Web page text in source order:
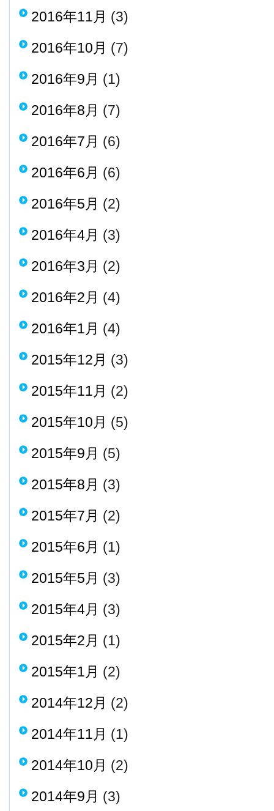
2016年11月 (3)
2016年10月 (7)
2016年9月 (1)
2016年8月 (7)
2016年7月 (6)
2016年6月 (6)
2016年5月 (2)
2016年4月 (3)
2016年3月 (2)
2016年2月 (4)
2016年1月 (4)
2015年12月 (3)
2015年11月 (2)
2015年10月 (5)
2015年9月 (5)
2015年8月 (3)
2015年7月 (2)
2015年6月 (1)
2015年5月 (3)
2015年4月 (3)
2015年2月 (1)
2015年1月 (2)
2014年12月 (2)
2014年11月 (1)
2014年10月 (2)
2014年9月 (3)